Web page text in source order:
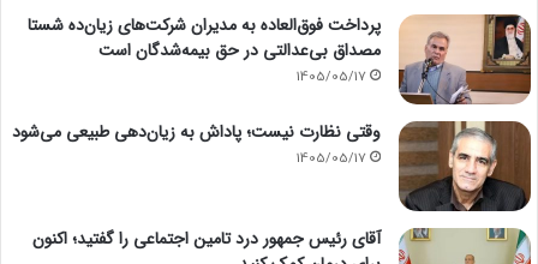
پرداخت فوق‌العاده به مدیران شرکت‌های زیان‌ده شستا
مصداق بی‌عدالتی در حق بیمه‌شدگان است
1405/05/17
وقتی نظارت نیست؛ پاداش به زیان‌دهی طبیعی می‌شود
1405/05/17
آقای رئیس جمهور درد تامین اجتماعی را گفتید؛ اکنون